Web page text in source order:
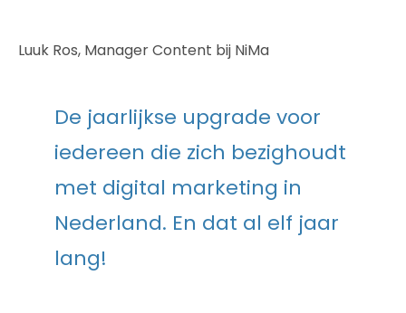
Luuk Ros, Manager Content bij NiMa
De jaarlijkse upgrade voor
iedereen die zich bezighoudt
met digital marketing in
Nederland. En dat al elf jaar
lang!